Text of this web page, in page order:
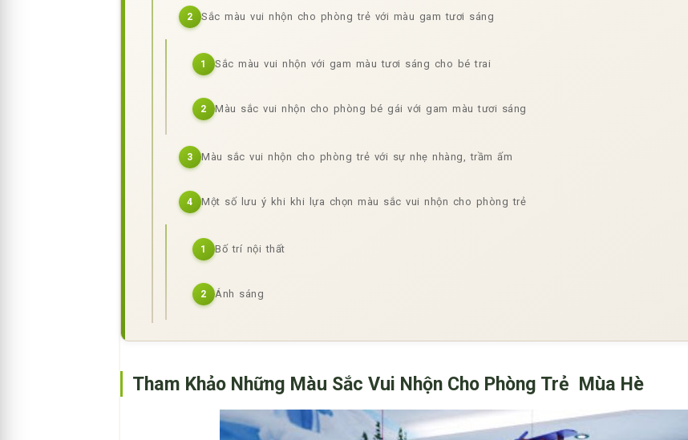
2 Sắc màu vui nhộn cho phòng trẻ với màu gam tươi sáng
1 Sắc màu vui nhộn với gam màu tươi sáng cho bé trai
2 Màu sắc vui nhộn cho phòng bé gái với gam màu tươi sáng
3 Màu sắc vui nhộn cho phòng trẻ với sự nhẹ nhàng, trầm ấm
4 Một số lưu ý khi khi lựa chọn màu sắc vui nhộn cho phòng trẻ
1 Bố trí nội thất
2 Ánh sáng
Tham Khảo Những Màu Sắc Vui Nhộn Cho Phòng Trẻ Mùa Hè